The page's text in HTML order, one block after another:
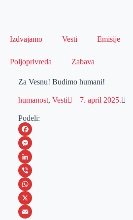
Izdvajamo Vesti Emisije
Poljoprivreda Zabava
Za Vesnu! Budimo humani!
humanost, Vesti 7. april 2025.
Podeli:
F
a
c
e
b
o
M
e
s
s
e
L
i
n
k
V
i
b
W
h
X